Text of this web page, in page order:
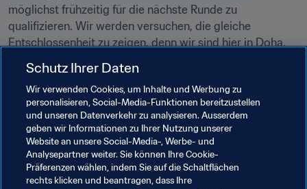
möglichst frühzeitig für die nächste Runde zu
qualifizieren. Wir werden versuchen, die gleiche
Entschlossenheit zu zeigen, denn wir sind hier in Doha,
Mohamed Amine Ben Hmida (Verteidiger, Tunesien)
Verwandte Themen
FIFA-Arabien-Pokal 2021™️ Tunisia CAF
Schutz Ihrer Daten
Wir verwenden Cookies, um Inhalte und Werbung zu
personalisieren, Social-Media-Funktionen bereitzustellen
und unseren Datenverkehr zu analysieren. Ausserdem
geben wir Informationen zu Ihrer Nutzung unserer
Website an unsere Social-Media-, Werbe- und
Analysepartner weiter. Sie können Ihre Cookie-
Präferenzen wählen, indem Sie auf die Schaltflächen
rechts klicken und beantragen, dass Ihre